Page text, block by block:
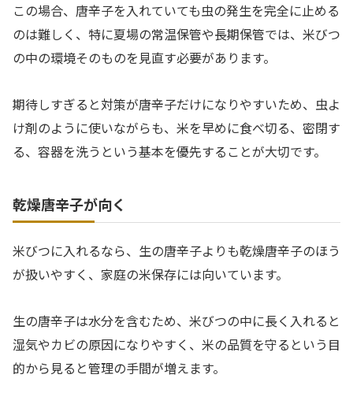
この場合、唐辛子を入れていても虫の発生を完全に止める
のは難しく、特に夏場の常温保管や長期保管では、米びつ
の中の環境そのものを見直す必要があります。
期待しすぎると対策が唐辛子だけになりやすいため、虫よ
け剤のように使いながらも、米を早めに食べ切る、密閉す
る、容器を洗うという基本を優先することが大切です。
乾燥唐辛子が向く
米びつに入れるなら、生の唐辛子よりも乾燥唐辛子のほう
が扱いやすく、家庭の米保存には向いています。
生の唐辛子は水分を含むため、米びつの中に長く入れると
湿気やカビの原因になりやすく、米の品質を守るという目
的から見ると管理の手間が増えます。